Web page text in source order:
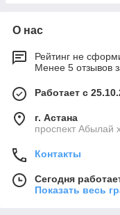
О нас
Рейтинг не
Менее 5 отзывов
Работает с
г. Астана
проспект Абылай
Контакты
Сегодня
Показать весь